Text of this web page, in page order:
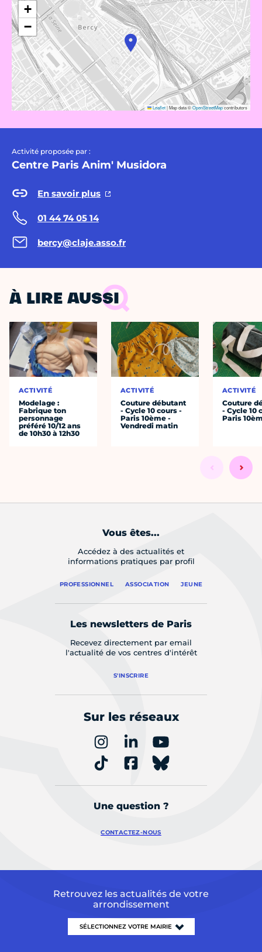
+
−
Leaflet|Map data ©OpenStreetMapcontributors
Activité proposée par :
Centre Paris Anim' Musidora
En savoir plus
01 44 74 05 14
bercy@claje.asso.fr
À LIRE AUSSI
ACTIVITÉ
Modelage :
Fabrique ton
personnage
préféré 10/12 ans
de 10h30 à 12h30
ACTIVITÉ
Couture débutant
- Cycle 10 cours -
Paris 10ème -
Vendredi matin
ACTIVITÉ
Couture
- Cycle 10
Paris
Vous êtes...
Accédez à des actualités et
informations pratiques par profil
PROFESSIONNEL ASSOCIATION JEUNE
Les newsletters de Paris
Recevez directement par email
l'actualité de vos centres d'intérêt
S'INSCRIRE
Sur les réseaux
Une question ?
CONTACTEZ-NOUS
Retrouvez les actualités de votre
arrondissement